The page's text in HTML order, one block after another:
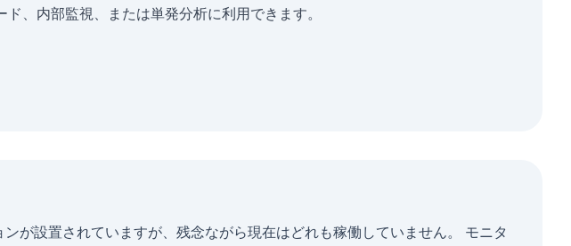
、内部監視、または単発分析に利用できます。
が設置されていますが、残念ながら現在はどれも稼働していません。 モニタ